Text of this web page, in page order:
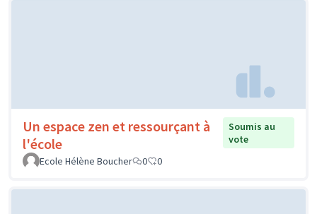
Un espace zen et ressourçant à
l'école
Soumis au
vote
Ecole Hélène Boucher
0 0